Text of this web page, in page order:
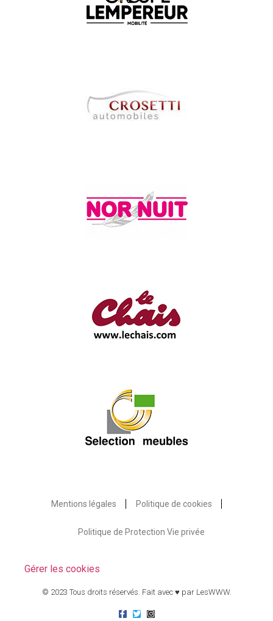
Mentions légales Politique de cookies
Politique de Protection Vie privée
Gérer les cookies
© 2023 Tous droits réservés. Fait avec ♥ par LesWWW.